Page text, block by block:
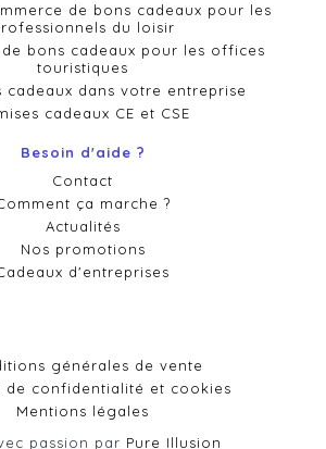
de bons cadeaux pour les
du loisir
bons cadeaux pour les offices
touristiques
cadeaux dans votre entreprise
cadeaux CE et CSE
Besoin d'aide ?
Contact
ça marche ?
Actualités
Nos promotions
d'entreprises
générales de vente
de confidentialité et cookies
Mentions légales
passion par Pure Illusion